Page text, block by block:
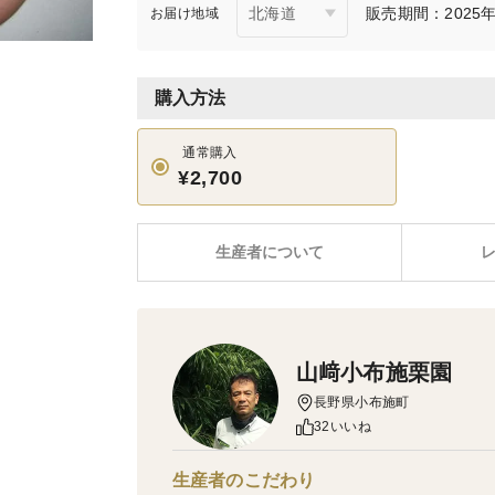
お届け地域 販売期間：2025
購入方法
通常購入
¥2,700
生産者について
山﨑小布施栗園
長野県小布施町
32いいね
生産者のこだわり